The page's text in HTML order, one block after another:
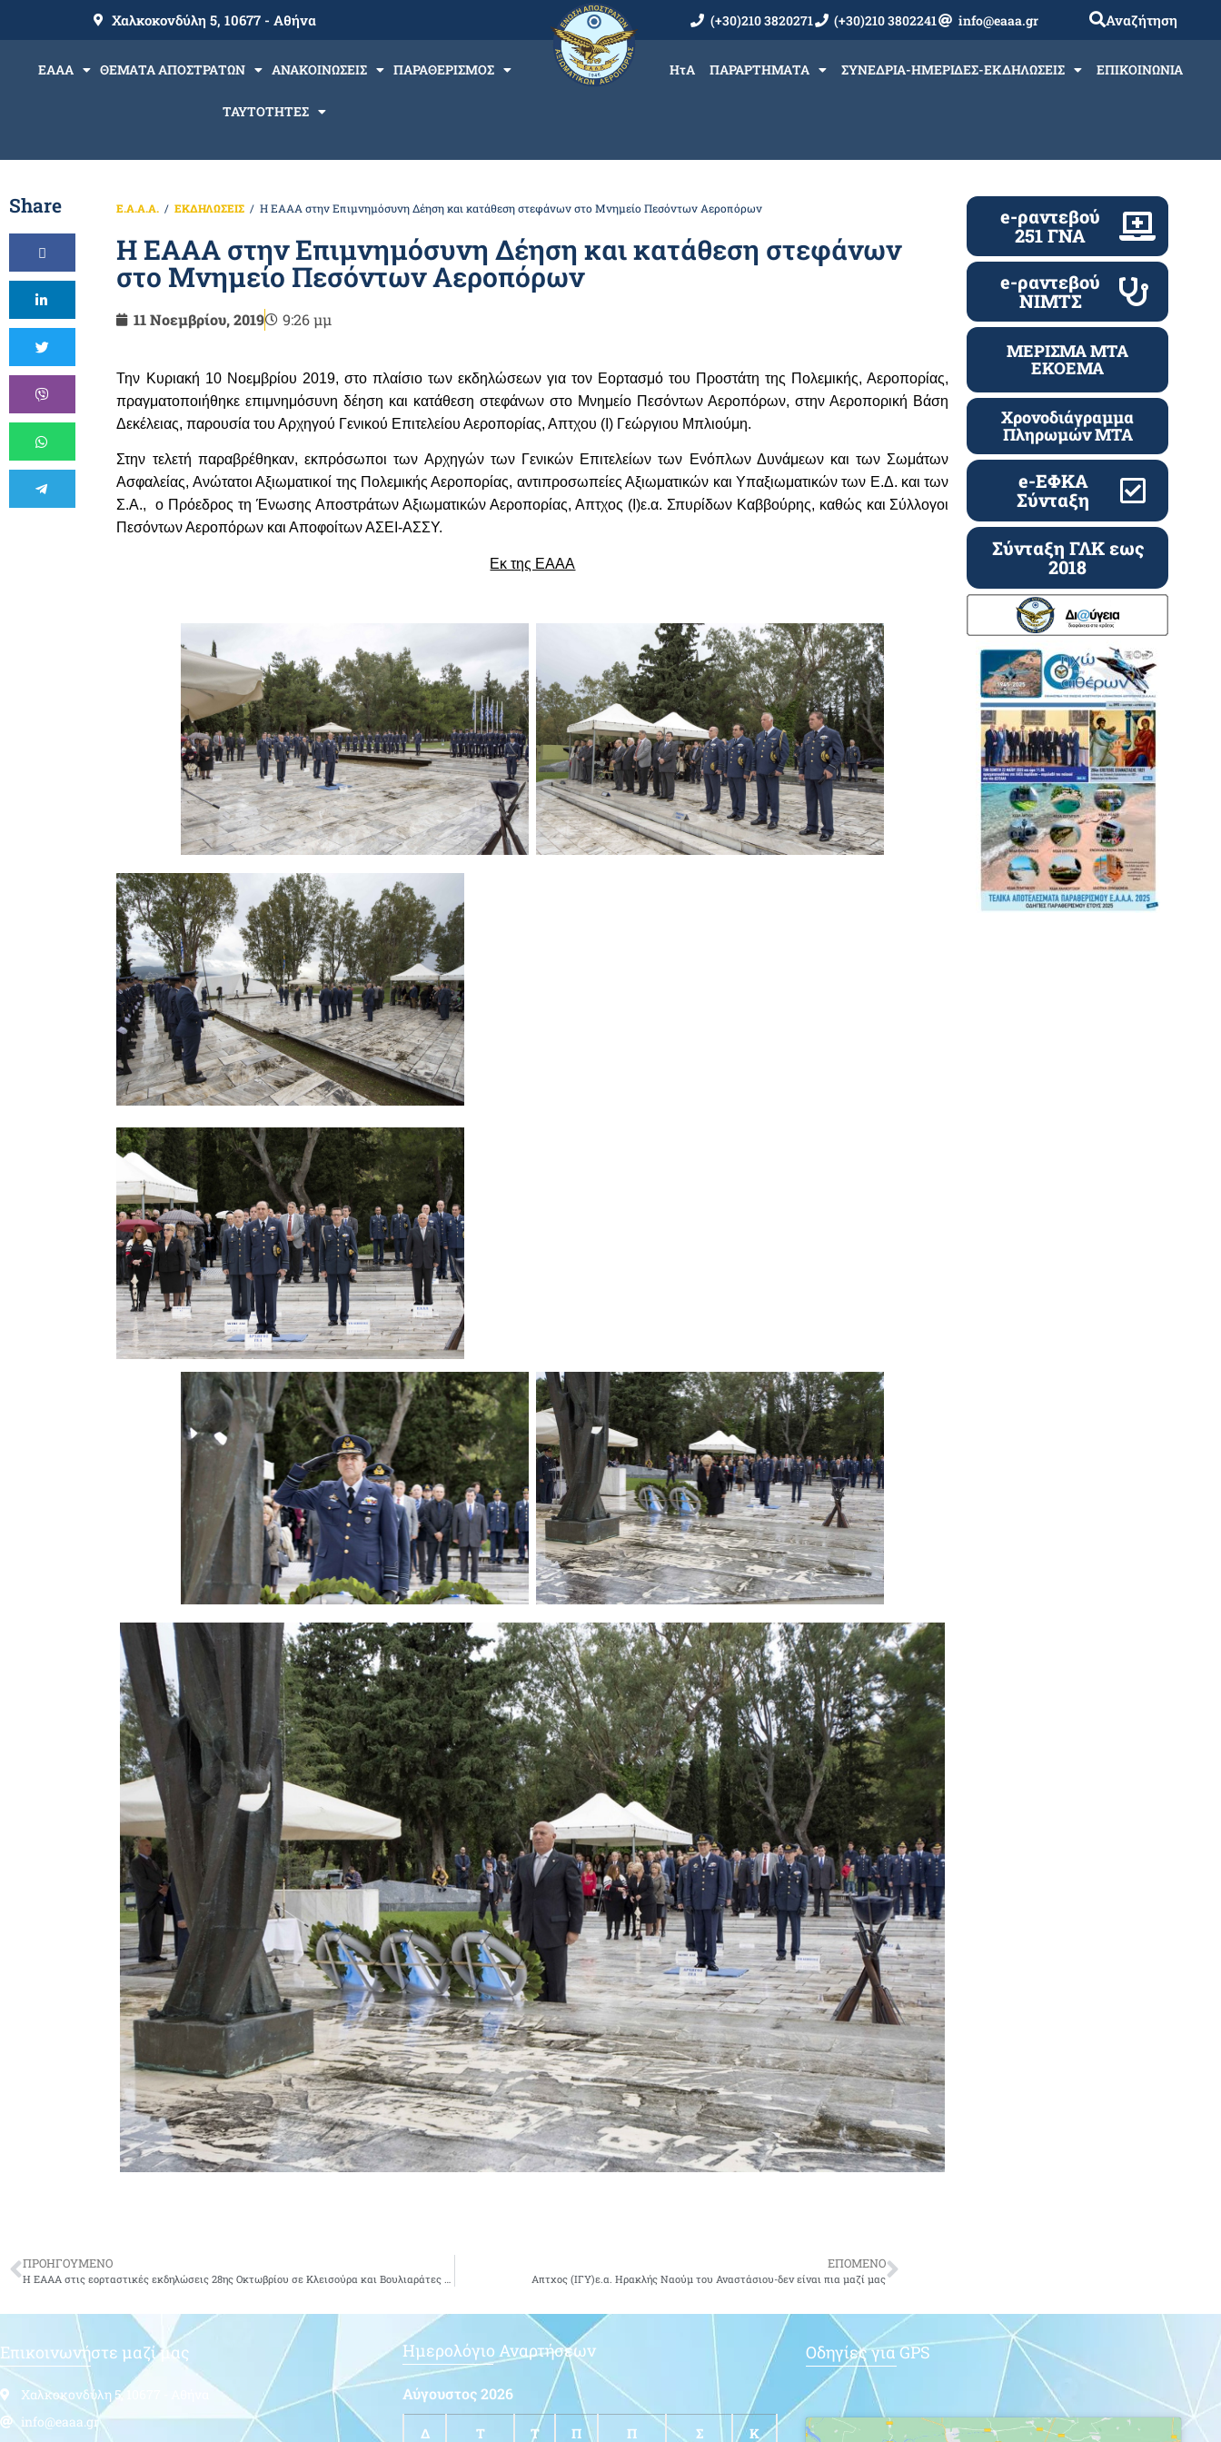
Χαλκοκονδύλη 5, 10677 - Αθήνα (+30)210 3820271 (+30)210 3802241 info@eaaa.gr Αναζήτηση
ΕΑΑΑ ΘΕΜΑΤΑ ΑΠΟΣΤΡΑΤΩΝ ΑΝΑΚΟΙΝΩΣΕΙΣ ΠΑΡΑΘΕΡΙΣΜΟΣ
ΤΑΥΤΟΤΗΤΕΣ
ΗτΑ ΠΑΡΑΡΤΗΜΑΤΑ ΣΥΝΕΔΡΙΑ-ΗΜΕΡΙΔΕΣ-ΕΚΔΗΛΩΣΕΙΣ ΕΠΙΚΟΙΝΩΝΙΑ
Share Ε.Α.Α.Α. ΕΚΔΗΛΩΣΕΙΣ Η ΕΑΑΑ στην Επιμνημόσυνη Δέηση και κατάθεση στεφάνων στο Μνημείο Πεσόντων Αεροπόρων
Η ΕΑΑΑ στην Επιμνημόσυνη Δέηση και κατάθεση στεφάνων
στο Μνημείο Πεσόντων Αεροπόρων
11 Νοεμβρίου, 2019 9:26 μμ
Την Κυριακή 10 Νοεμβρίου 2019, στο πλαίσιο των εκδηλώσεων για τον Εορτασμό του Προστάτη της Πολεμικής, Αεροπορίας,
πραγματοποιήθηκε επιμνημόσυνη δέηση και κατάθεση στεφάνων στο Μνημείο Πεσόντων Αεροπόρων, στην Αεροπορική Βάση
Δεκέλειας, παρουσία του Αρχηγού Γενικού Επιτελείου Αεροπορίας, Απτχου (Ι) Γεώργιου Μπλιούμη.
Στην τελετή παραβρέθηκαν, εκπρόσωποι των Αρχηγών των Γενικών Επιτελείων των Ενόπλων Δυνάμεων και των Σωμάτων
Ασφαλείας, Ανώτατοι Αξιωματικοί της Πολεμικής Αεροπορίας, αντιπροσωπείες Αξιωματικών και Υπαξιωματικών των Ε.Δ. και των
Σ.Α., ο Πρόεδρος τη Ένωσης Αποστράτων Αξιωματικών Αεροπορίας, Απτχος (Ι)ε.α. Σπυρίδων Καββούρης, καθώς και Σύλλογοι
Πεσόντων Αεροπόρων και Αποφοίτων ΑΣΕΙ-ΑΣΣΥ.
Εκ της ΕΑΑΑ
e-ραντεβού
251 ΓΝΑ
e-ραντεβού
ΝΙΜΤΣ
ΜΕΡΙΣΜΑ ΜΤΑ
ΕΚΟΕΜΑ
Χρονοδιάγραμμα
Πληρωμών ΜΤΑ
e-ΕΦΚΑ
Σύνταξη
Σύνταξη ΓΛΚ εως
2018
ΠΡΟΗΓΟΥΜΕΝΟ ΕΠΟΜΕΝΟ
Απτχος (ΙΓΥ)ε.α. Ηρακλής Ναούμ του Αναστάσιου-δεν είναι πια μαζί μας
Επικοινωνήστε μαζί μας
Χαλκοκονδύλη 5, 10677 - Αθήνα
info@eaaa.gr
Ημερολόγιο Αναρτήσεων
Αύγουστος 2026
Δ Τ Τ Π Π Σ Κ
Οδηγίες για GPS